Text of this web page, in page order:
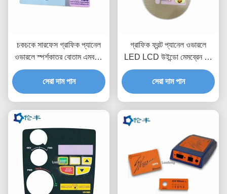
চকচকে সারফেস গ্রাফিক প্যানেল
ওভারলে স্পর্শকাতর বোতাম এমবসড
কী কাস্টম কন্ট্রোল প্যানেল
সেরা দাম পান
গ্রাফিক ফ্রন্ট প্যানেল ওভারলে
LED LCD উইন্ডো মেমব্রেন পুশ
বোতাম সুইচ
সেরা দাম পান